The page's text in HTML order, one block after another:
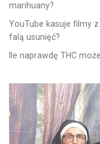
marihuany?
YouTube kasuje filmy
falą usunięć?
Ile naprawdę THC